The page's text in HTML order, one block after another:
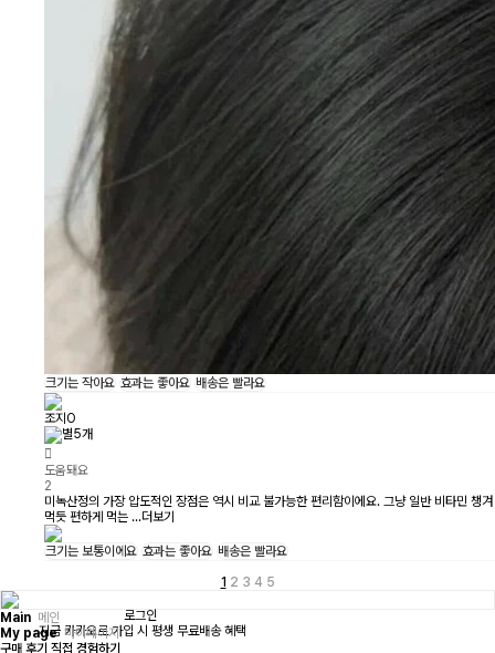
크기는 작아요 효과는 좋아요 배송은 빨라요
조지O
도움돼요
2
미녹산정의 가장 압도적인 장점은 역시 비교 불가능한 편리함이에요. 그냥 일반 비타민 챙겨
먹듯 편하게 먹는 ...더보기
크기는 보통이에요 효과는 좋아요 배송은 빨라요
1 2 3 4 5
구매 후기 직접 경험하기
로그인
지금 카카오로 가입 시 평생 무료배송 혜택
Main 메인
My page마이페이지
Purchase결제내역